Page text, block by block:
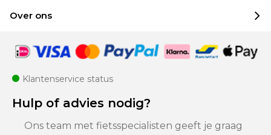
Over ons
Klantenservice status
Hulp of advies nodig?
Ons team met fietsspecialisten geeft je graag